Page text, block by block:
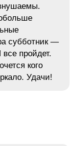
субботник —
пройдет.
кого
Удачи!